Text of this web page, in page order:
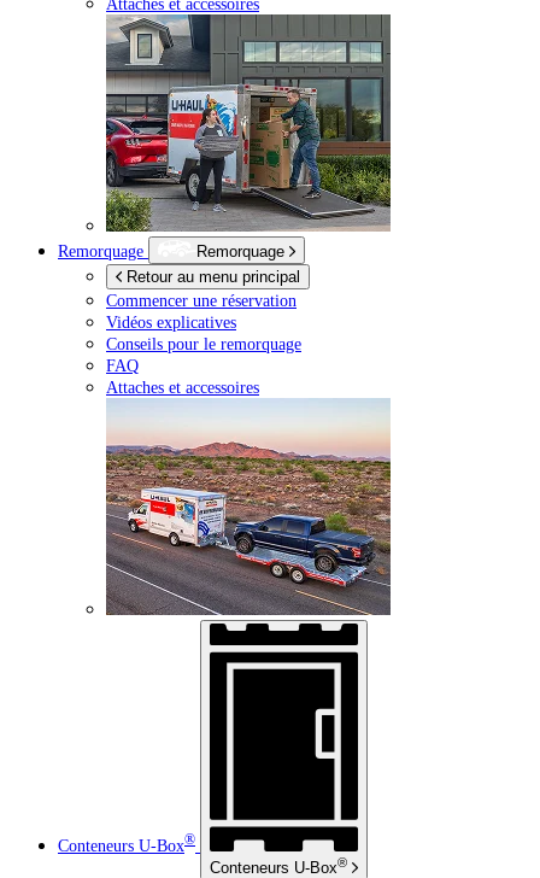
Remorquage
Remorquage
Retour au menu principal
Commencer une réservation
Vidéos explicatives
Conseils pour le remorquage
FAQ
Attaches et accessoires
Conteneurs U-Box®
Conteneurs U-Box®